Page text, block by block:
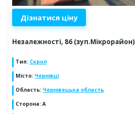
Дізнатися ціну
Незалежності, 86 (зуп.Мікрорайон)
Тип: Скрол
Місто: Чернівці
Область: Чернівецька область
Сторона: А